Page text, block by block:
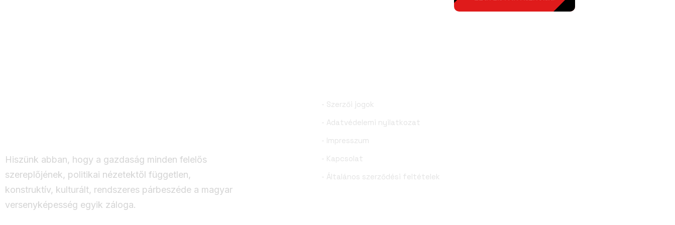
Hiszünk abban, hogy a gazdaság minden felelős
szereplőjének, politikai nézetektől független,
konstruktív, kulturált, rendszeres párbeszéde a magyar
versenyképesség egyik záloga.
- Szerzői jogok
- Adatvédelemi nyilatkozat
- Impresszum
- Kapcsolat
- Általános szerződési feltételek